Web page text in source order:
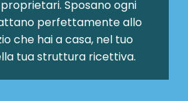
Sposano ogni
perfettamente allo
che hai a casa, nel tuo
tua struttura ricettiva.